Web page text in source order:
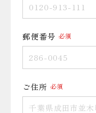
郵便番号 必須
ご住所 必須